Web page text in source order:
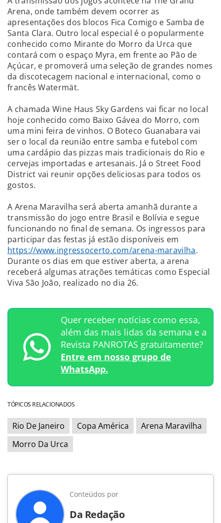
Arena, onde também devem ocorrer as
apresentações dos blocos Fica Comigo e Samba de
Santa Clara. Outro local especial é o popularmente
conhecido como Mirante do Morro da Urca que
contará com o espaço Myra, em frente ao Pão de
Açúcar, e promoverá uma seleção de grandes nomes
da discotecagem nacional e internacional, como o
francês Watermät.
A chamada Wine Haus Sky Gardens vai ficar no local
hoje conhecido como Baixo Gávea do Morro, com
uma mini feira de vinhos. O Boteco Guanabara vai
ser o local da reunião entre samba e futebol com
uma cardápio das pizzas mais tradicionais do Rio e
cervejas importadas e artesanais. Já o Street Food
District vai reunir opções deliciosas para todos os
gostos.
A Arena Maravilha será aberta amanhã durante a
transmissão do jogo entre Brasil e Bolívia e segue
funcionando no final de semana. Os ingressos para
participar das festas já estão disponíveis em
https://www.ingressocerto.com/arena-maravilha.
Durante os dias em que estiver aberta, a arena
receberá algumas atrações temáticas como Especial
Viva São João, realizado no dia 26.
Quer receber notícias como essa,
além das mais lidas da semana e a
Revista PANROTAS gratuitamente?
Entre em nosso grupo de
WhatsApp.
TÓPICOS RELACIONADOS
Rio De Janeiro Copa América
Arena Maravilha
Morro Da Urca
Conteúdos por
Da Redação